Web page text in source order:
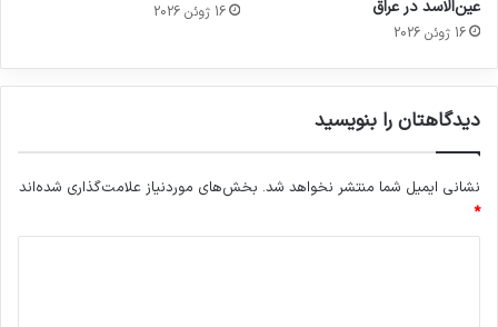
عین‌الاسد در عراق
16 ژوئن 2026
16 ژوئن 2026
دیدگاهتان را بنویسید
نشانی ایمیل شما منتشر نخواهد شد. بخش‌های موردنیاز علامت‌گذاری شده‌اند
*